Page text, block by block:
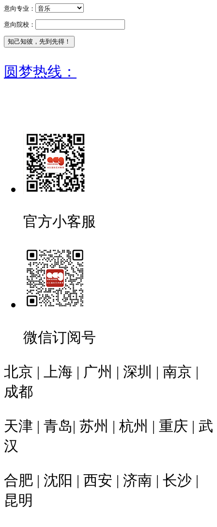
意向专业：
意向院校：
圆梦热线：
官方小客服
微信订阅号
北京 | 上海 | 广州 | 深圳 | 南京 |
成都
天津 | 青岛| 苏州 | 杭州 | 重庆 | 武
汉
合肥 | 沈阳 | 西安 | 济南 | 长沙 |
昆明